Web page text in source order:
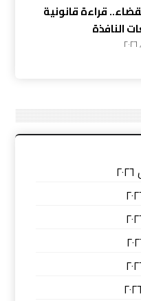
قراءة قانونية
النافذة